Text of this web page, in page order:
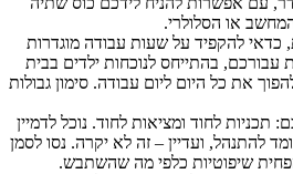
או הסלולרי.
להקפיד על שעות עבודה מוגדרות
בהתייחס לנוכחות ילדים בבית
את כל היום ליום עבודה. סימון גבולות
תכניות לחוד ומציאות לחוד. נוכל לדמיין
להתנהל, ועדיין – זה לא יקרה. נסו לסמן
שיפוטיות כלפי מה שהשתבש.